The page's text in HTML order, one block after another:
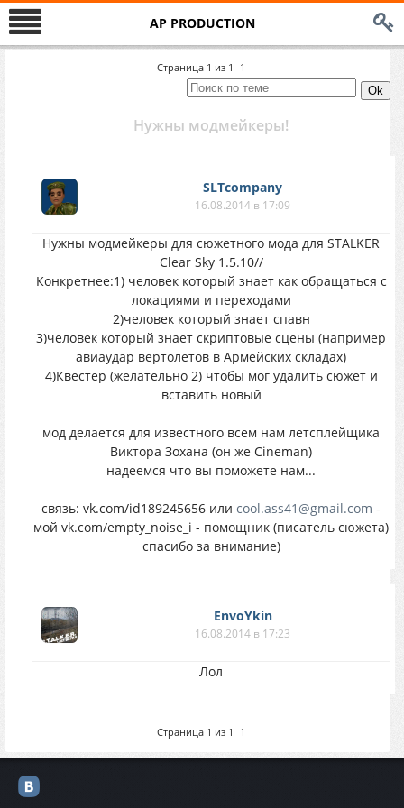
AP PRODUCTION
Страница 1 из 1 1
Нужны модмейкеры!
SLTcompany
16.08.2014 в 17:09
Нужны модмейкеры для сюжетного мода для STALKER
Clear Sky 1.5.10//
Конкретнее:1) человек который знает как обращаться с
локациями и переходами
2)человек который знает спавн
3)человек который знает скриптовые сцены (например
авиаудар вертолётов в Армейских складах)
4)Квестер (желательно 2) чтобы мог удалить сюжет и
вставить новый
мод делается для известного всем нам летсплейщика
Виктора Зохана (он же Cineman)
надеемся что вы поможете нам...
связь: vk.com/id189245656 или cool.ass41@gmail.com -
мой vk.com/empty_noise_i - помощник (писатель сюжета)
спасибо за внимание)
EnvoYkin
16.08.2014 в 17:23
Лол
Страница 1 из 1 1